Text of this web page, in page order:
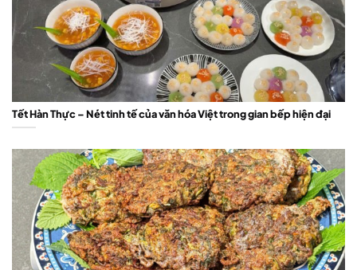
Tết Hàn Thực – Nét tinh tế của văn hóa Việt trong gian bếp hiện đại